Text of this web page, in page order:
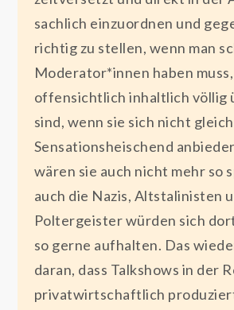
sachlich einzuordnen und
richtig zu stellen, wenn man
Moderator*innen haben
offensichtlich inhaltlich völlig
sind, wenn sie sich nicht gleich
Sensationsheischend
wären sie auch nicht mehr so
auch die Nazis, Altstalinisten
Poltergeister würden sich
so gerne aufhalten. Das
daran, dass Talkshows in der
privatwirtschaftlich